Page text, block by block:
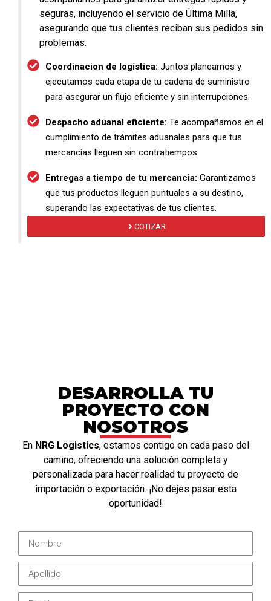
seguras, incluyendo el servicio de Última Milla,
asegurando que tus clientes reciban sus pedidos sin
problemas.
Coordinacion de logística: Juntos planeamos y
ejecutamos cada etapa de tu cadena de suministro
para asegurar un flujo eficiente y sin interrupciones.
Despacho aduanal eficiente: Te acompañamos en el
cumplimiento de trámites aduanales para que tus
mercancías lleguen sin contratiempos.
Entregas a tiempo de tu mercancia: Garantizamos
que tus productos lleguen puntuales a su destino,
superando las expectativas de tus clientes.
COTIZAR
DESARROLLA TU
PROYECTO CON
NOSOTROS
En NRG Logistics, estamos contigo en cada paso del
camino, ofreciendo una solución completa y
personalizada para hacer realidad tu proyecto de
importación o exportación. ¡No dejes pasar esta
oportunidad!